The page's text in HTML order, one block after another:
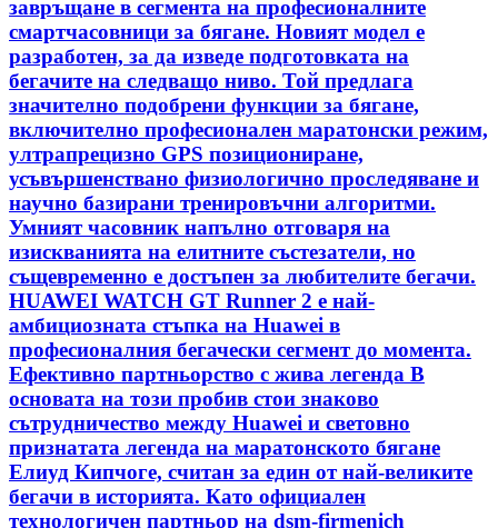
завръщане в сегмента на професионалните
смартчасовници за бягане. Новият модел е
разработен, за да изведе подготовката на
бегачите на следващо ниво. Той предлага
значително подобрени функции за бягане,
включително професионален маратонски режим,
ултрапрецизно GPS позициониране,
усъвършенствано физиологично проследяване и
научно базирани тренировъчни алгоритми.
Умният часовник напълно отговаря на
изискванията на елитните състезатели, но
същевременно е достъпен за любителите бегачи.
HUAWEI WATCH GT Runner 2 е най-
амбициозната стъпка на Huawei в
професионалния бегачески сегмент до момента.
Ефективно партньорство с жива легенда В
основата на този пробив стои знаково
сътрудничество между Huawei и световно
признатата легенда на маратонското бягане
Елиуд Кипчоге, считан за един от най-великите
бегачи в историята. Като официален
технологичен партньор на dsm-firmenich